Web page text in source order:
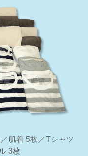
肌着 5枚／Tシャツ
3枚